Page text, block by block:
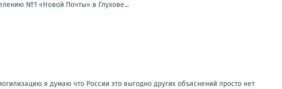
№1 «Новой Почты» в Глухове...
я думаю что России это выгодно других объяснений просто нет